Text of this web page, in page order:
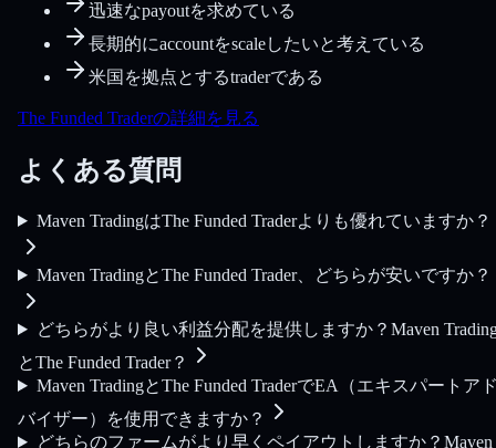
迅速なpayoutを求めている
長期的にaccountをscaleしたいと考えている
米国を拠点とするtraderである
The Funded Traderの詳細を見る
よくある質問
Maven TradingはThe Funded Traderよりも優れていますか？
Maven TradingとThe Funded Trader、どちらが安いですか？
どちらがより良い利益分配を提供しますか？Maven
とThe Funded Trader？
Maven TradingとThe Funded TraderでEA（エキスパートア
バイザー）を使用できますか？
どちらのファームがより早くペイアウトしますか？Maven